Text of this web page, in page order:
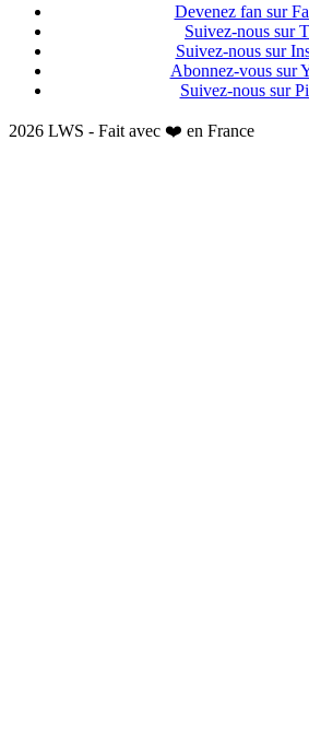
Devenez fan sur
Suivez-nous sur
Suivez-nous sur
Abonnez-vous sur
Suivez-nous sur
2026 LWS - Fait avec ❤️ en France